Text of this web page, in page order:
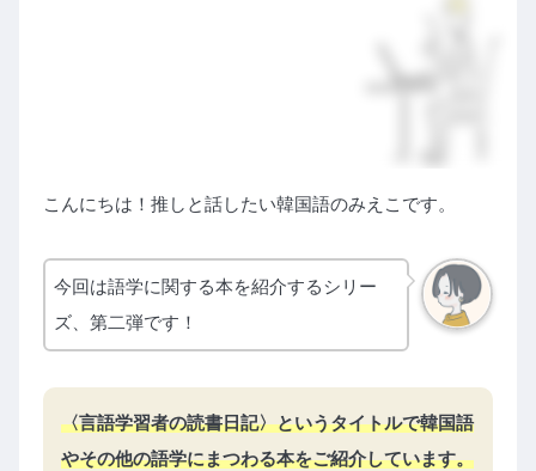
こんにちは！推しと話したい韓国語のみえこです。
今回は語学に関する本を紹介するシリー
ズ、第二弾です！
〈言語学習者の読書日記〉というタイトルで韓国語
やその他の語学にまつわる本をご紹介しています。